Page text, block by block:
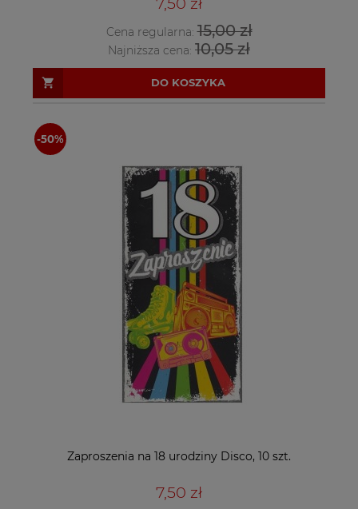
Cena regularna:15,00 zł
Najniższa cena: 10,05 zł
DO KOSZYKA
Zaproszenia na 18 urodziny Disco, 10 szt.
7,50 zł